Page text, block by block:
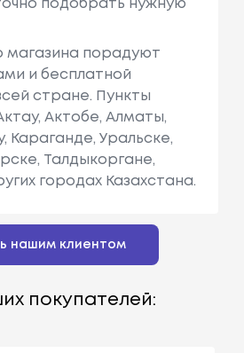
подобрать нужную
магазина порадуют
и бесплатной
стране. Пункты
Актобе, Алматы,
Караганде, Уральске,
Талдыкоргане,
городах Казахстана.
нашим клиентом
покупателей: